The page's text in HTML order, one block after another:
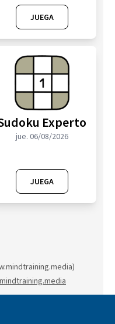
JUEGA
Experto
jue. 06/08/2026
JUEGA
)